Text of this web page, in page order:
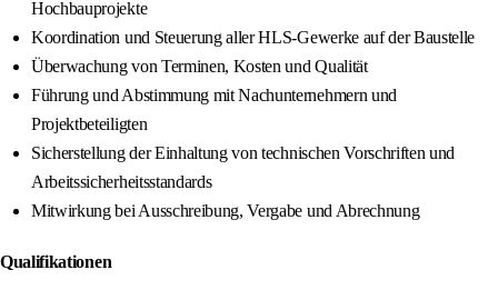
Hochbauprojekte
Koordination und Steuerung aller HLS-Gewerke auf der Baustelle
Überwachung von Terminen, Kosten und Qualität
Führung und Abstimmung mit Nachunternehmern und
Projektbeteiligten
Sicherstellung der Einhaltung von technischen Vorschriften und
Arbeitssicherheitsstandards
Mitwirkung bei Ausschreibung, Vergabe und Abrechnung
Qualifikationen